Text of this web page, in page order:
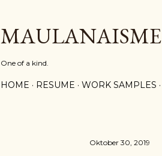
MAULANAISME
One of a kind.
HOME RESUME WORK SAMPLES
Oktober 30, 2019